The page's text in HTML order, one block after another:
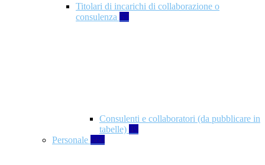
Titolari di incarichi di collaborazione o
consulenza 57
Consulenti e collaboratori (da pubblicare in
tabelle) 49
Personale 660